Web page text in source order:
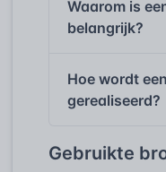
Waarom is
belangrijk?
Hoe wordt
gerealiseerd?
Gebruikte